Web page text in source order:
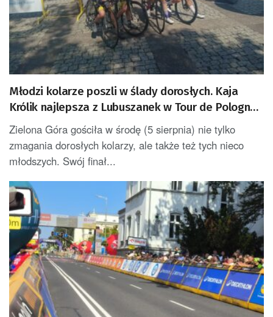
Młodzi kolarze poszli w ślady dorosłych. Kaja
Królik najlepsza z Lubuszanek w Tour de Pologne
Junior
Zielona Góra gościła w środę (5 sierpnia) nie tylko
zmagania dorosłych kolarzy, ale także też tych nieco
młodszych. Swój finał...